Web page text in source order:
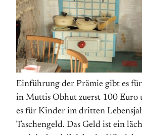
Einführung der Prämie gibt es
in Muttis Obhut zuerst 100 Euro
es für Kinder im dritten
Taschengeld. Das Geld ist ein